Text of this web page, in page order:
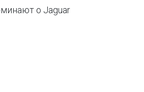
о Jaguar